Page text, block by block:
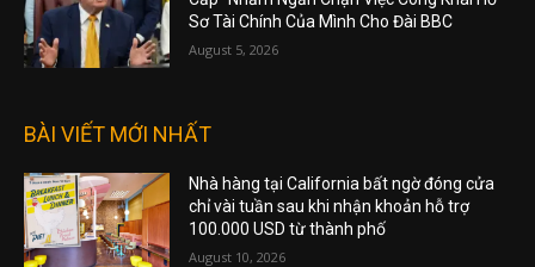
Sơ Tài Chính Của Mình Cho Đài BBC
August 5, 2026
BÀI VIẾT MỚI NHẤT
Nhà hàng tại California bất ngờ đóng cửa
chỉ vài tuần sau khi nhận khoản hỗ trợ
100.000 USD từ thành phố
August 10, 2026